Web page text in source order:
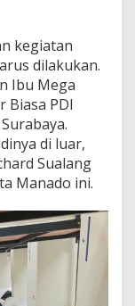
kegiatan
dilakukan.
Ibu Mega
Biasa PDI
di luar,
Sualang
Manado ini.